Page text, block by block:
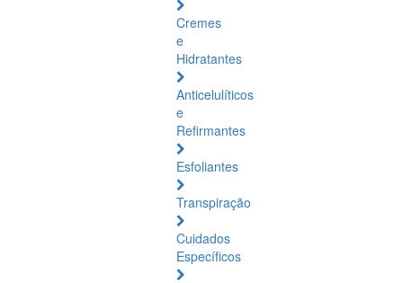
Cremes
e
Hidratantes
Anticelulíticos
e
Refirmantes
Esfoliantes
Transpiração
Cuidados
Específicos